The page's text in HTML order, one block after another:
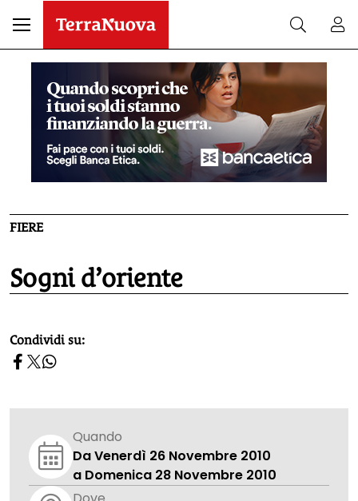
FIERE
Sogni d’oriente
homepage h2
Condividi su:
Quando
Da Venerdì 26 Novembre 2010
a Domenica 28 Novembre 2010